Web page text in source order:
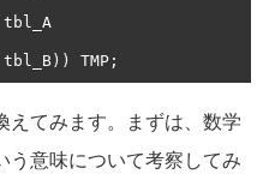
tbl_A
tbl_B
)) TMP ;
えてみます。まずは、数学
う意味について考察してみ